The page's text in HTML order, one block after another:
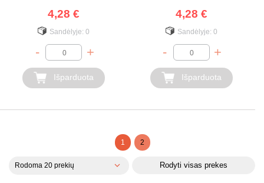
4,28 €
Sandėlyje: 0
- +
Išparduota
4,28 €
Sandėlyje: 0
- +
Išparduota
1 2
Rodyti visas prekes
Rodoma 20 prekių